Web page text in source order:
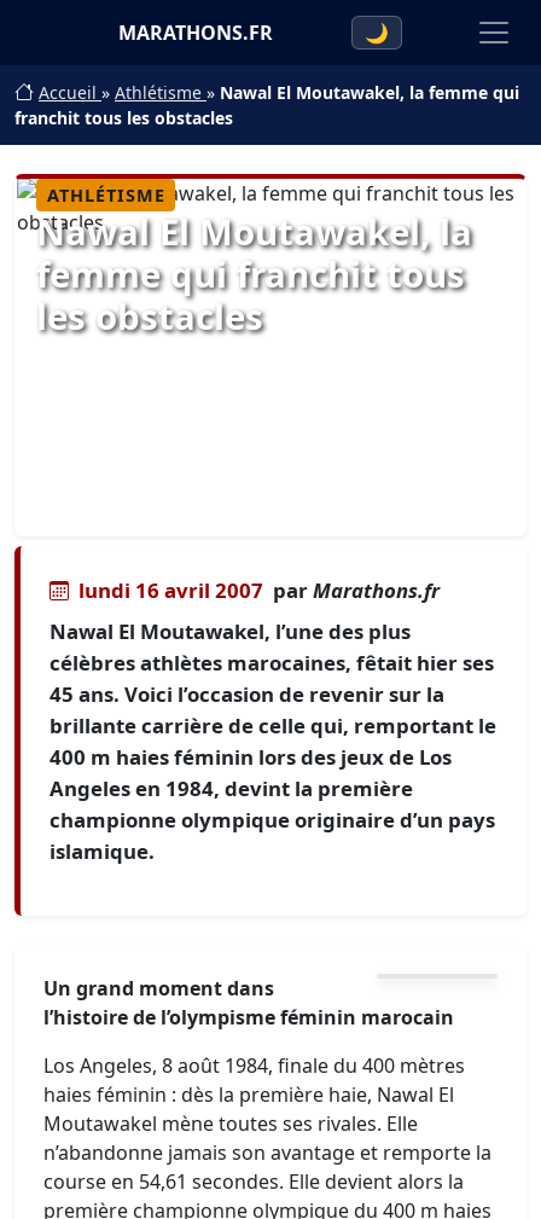
MARATHONS.FR 🌙
Accueil » Athlétisme » Nawal El Moutawakel, la femme qui
franchit tous les obstacles
ATHLÉTISME
Nawal El Moutawakel, la
femme qui franchit tous
les obstacles
lundi 16 avril 2007 parMarathons.fr
Nawal El Moutawakel, l’une des plus
célèbres athlètes marocaines, fêtait hier ses
45 ans. Voici l’occasion de revenir sur la
brillante carrière de celle qui, remportant le
400 m haies féminin lors des jeux de Los
Angeles en 1984, devint la première
championne olympique originaire d’un pays
islamique.
Un grand moment dans
l’histoire de l’olympisme féminin marocain
Los Angeles, 8 août 1984, finale du 400 mètres
haies féminin : dès la première haie, Nawal El
Moutawakel mène toutes ses rivales. Elle
n’abandonne jamais son avantage et remporte la
course en 54,61 secondes. Elle devient alors la
première championne olympique du 400 m haies